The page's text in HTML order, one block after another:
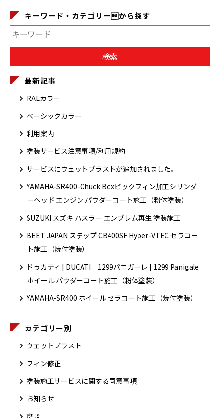
キーワード・カテゴリーから探す
最新記事
RALカラー
ベーシックカラー
利用案内
塗装サービス注意事項/利用規約
サービスにウェットブラストが追加されました。
YAMAHA-SR400-Chuck Boxビックフィン加工シリンダ
ーヘッド エンジン パウダーコート施工（粉体塗装）
SUZUKI スズキ ハスラー エンブレム再生 塗装施工
BEET JAPAN ステップ CB400SF Hyper-VTEC セラコー
ト施工（焼付塗装）
ドゥカティ | DUCATI 1299パニガーレ | 1299 Panigale
ホイール パウダーコート施工（粉体塗装）
YAMAHA-SR400 ホイール セラコート施工（焼付塗装）
カテゴリー別
ウェットブラスト
フィン修正
塗装施工サービスに関する同意事項
お知らせ
磨き